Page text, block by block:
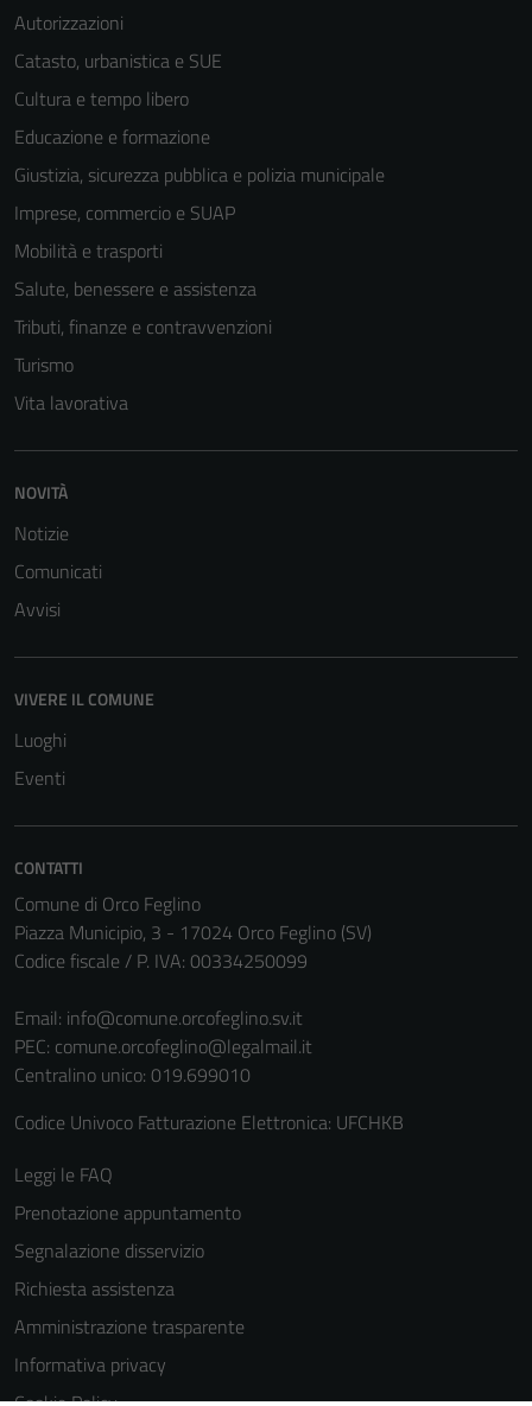
Autorizzazioni
Catasto, urbanistica e SUE
Cultura e tempo libero
Educazione e formazione
Giustizia, sicurezza pubblica e polizia municipale
Imprese, commercio e SUAP
Mobilità e trasporti
Salute, benessere e assistenza
Tributi, finanze e contravvenzioni
Turismo
Vita lavorativa
NOVITÀ
Notizie
Comunicati
Avvisi
VIVERE IL COMUNE
Luoghi
Eventi
CONTATTI
Comune di Orco Feglino
Piazza Municipio, 3 - 17024 Orco Feglino (SV)
Codice fiscale / P. IVA: 00334250099
Email: info@comune.orcofeglino.sv.it
PEC: comune.orcofeglino@legalmail.it
Centralino unico: 019.699010
Codice Univoco Fatturazione Elettronica: UFCHKB
Leggi le FAQ
Prenotazione appuntamento
Segnalazione disservizio
Richiesta assistenza
Amministrazione trasparente
Informativa privacy